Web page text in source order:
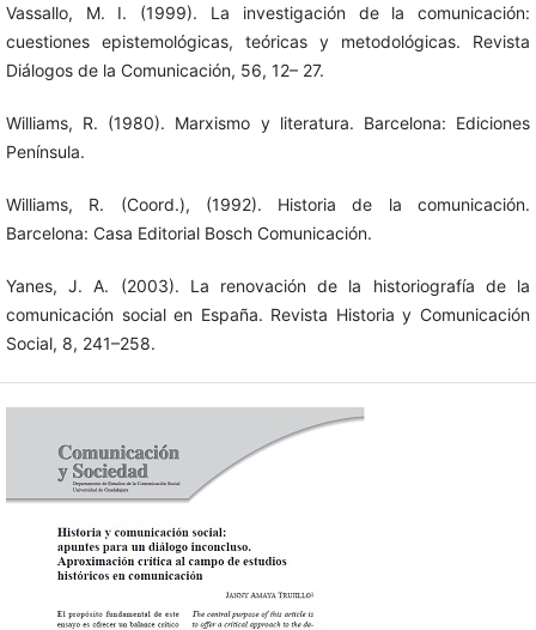
Vassallo, M. I. (1999). La investigación de la comunicación:
cuestiones epistemológicas, teóricas y metodológicas. Revista
Diálogos de la Comunicación, 56, 12– 27.
Williams, R. (1980). Marxismo y literatura. Barcelona: Ediciones
Península.
Williams, R. (Coord.), (1992). Historia de la comunicación.
Barcelona: Casa Editorial Bosch Comunicación.
Yanes, J. A. (2003). La renovación de la historiografía de la
comunicación social en España. Revista Historia y Comunicación
Social, 8, 241–258.